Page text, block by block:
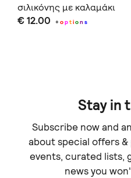
σιλικόνης με καλαμάκι
€ 12.00 +option s
Stay in
Subscribe now and
about special offers
events, curated lists,
news you